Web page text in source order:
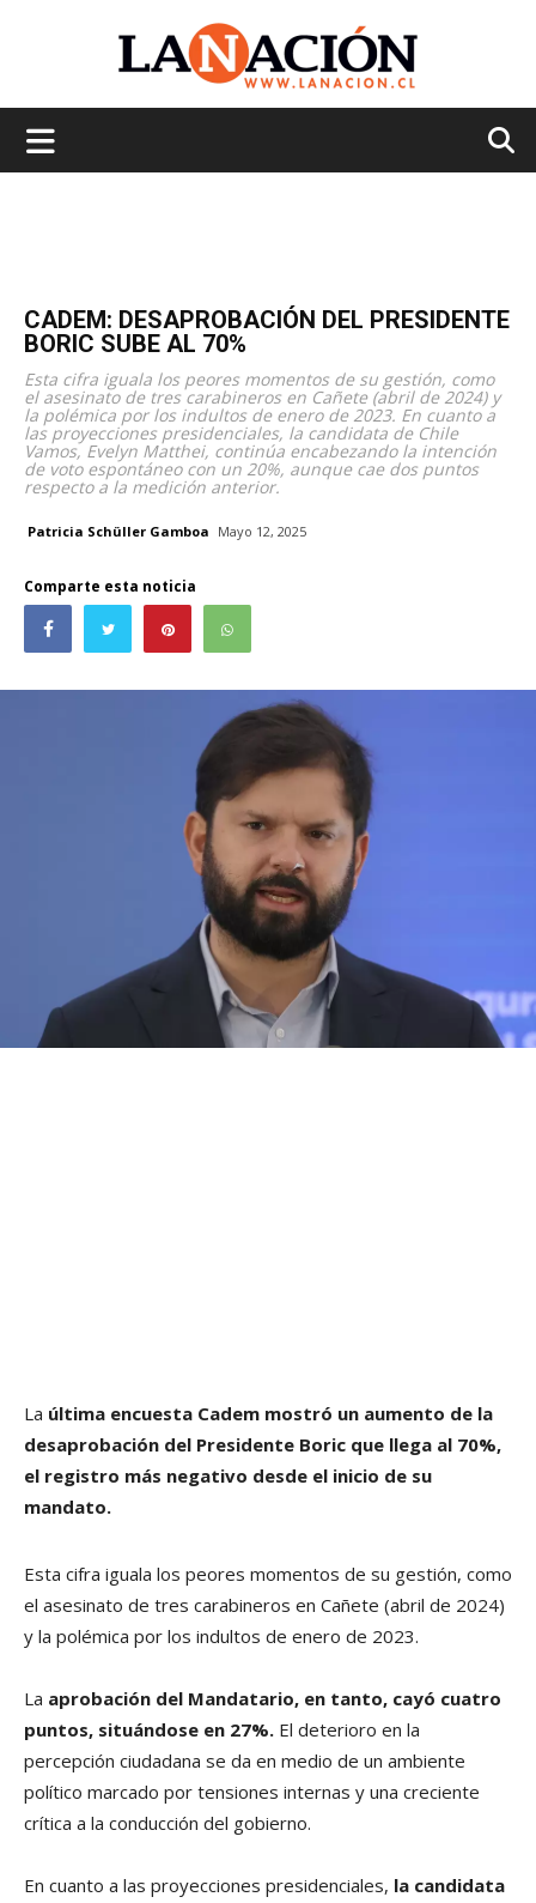
CADEM: DESAPROBACIÓN DEL PRESIDENTE
BORIC SUBE AL 70%
Esta cifra iguala los peores momentos de su gestión, como
el asesinato de tres carabineros en Cañete (abril de 2024) y
la polémica por los indultos de enero de 2023. En cuanto a
las proyecciones presidenciales, la candidata de Chile
Vamos, Evelyn Matthei, continúa encabezando la intención
de voto espontáneo con un 20%, aunque cae dos puntos
respecto a la medición anterior.
Patricia Schüller Gamboa Mayo 12, 2025
Comparte esta noticia
La última encuesta Cadem mostró un aumento de la
desaprobación del Presidente Boric que llega al 70%,
el registro más negativo desde el inicio de su
mandato.
Esta cifra iguala los peores momentos de su gestión, como
el asesinato de tres carabineros en Cañete (abril de 2024)
y la polémica por los indultos de enero de 2023.
La aprobación del Mandatario, en tanto, cayó cuatro
puntos, situándose en 27%. El deterioro en la
percepción ciudadana se da en medio de un ambiente
político marcado por tensiones internas y una creciente
crítica a la conducción del gobierno.
En cuanto a las proyecciones presidenciales, la candidata